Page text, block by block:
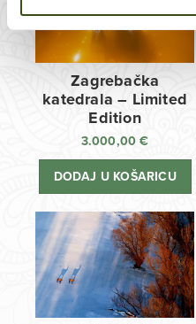
Zagrebačka
katedrala – Limited
Edition
3.000,00€
DODAJ U KOŠARICU